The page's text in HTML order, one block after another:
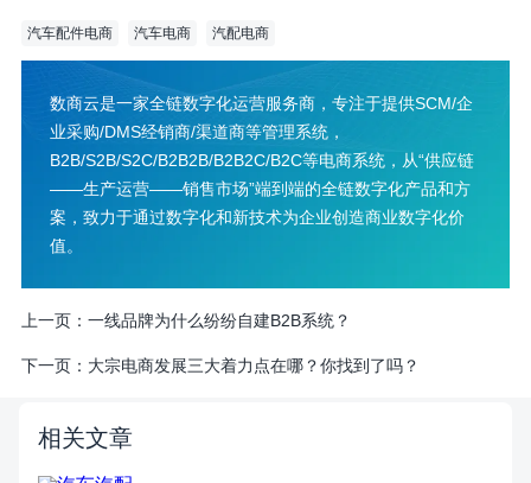
汽车配件电商 汽车电商 汽配电商
数商云是一家全链数字化运营服务商，专注于提供SCM/企
业采购/DMS经销商/渠道商等管理系统，
B2B/S2B/S2C/B2B2B/B2B2C/B2C等电商系统，从“供应链
——生产运营——销售市场”端到端的全链数字化产品和方
案，致力于通过数字化和新技术为企业创造商业数字化价
值。
上一页： 一线品牌为什么纷纷自建B2B系统？
下一页： 大宗电商发展三大着力点在哪？你找到了吗？
相关文章